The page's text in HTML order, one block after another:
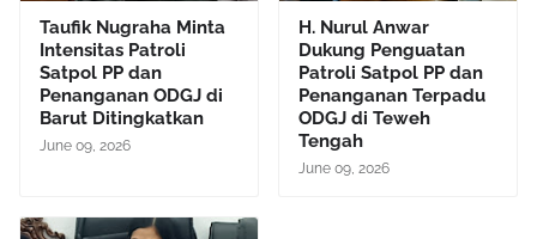
Taufik Nugraha Minta
Intensitas Patroli
Satpol PP dan
Penanganan ODGJ di
Barut Ditingkatkan
June 09, 2026
H. Nurul Anwar
Dukung Penguatan
Patroli Satpol PP dan
Penanganan Terpadu
ODGJ di Teweh
Tengah
June 09, 2026